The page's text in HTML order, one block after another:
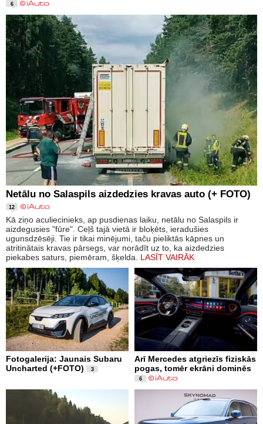
6
Netālu no Salaspils aizdedzies kravas auto (+ FOTO)
12
Kā ziņo aculiecinieks, ap pusdienas laiku, netālu no Salaspils ir
aizdegusies "fūre". Ceļš tajā vietā ir bloķēts, ieradušies
ugunsdzēsēji. Tie ir tikai minējumi, taču pieliktās kāpnes un
atritinātais kravas pārsegs, var norādīt uz to, ka aizdedzies
piekabes saturs, piemēram, šķelda. LASĪT VAIRĀK
Fotogalerija: Jaunais Subaru
Uncharted (+FOTO)
3
Arī Mercedes atgriezīs fiziskās
pogas, tomēr ekrāni dominēs
6